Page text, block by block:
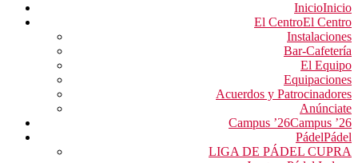
InicioInicio
El CentroEl Centro
Instalaciones
Bar-Cafetería
El Equipo
Equipaciones
Acuerdos y Patrocinadores
Anúnciate
Campus ’26Campus ’26
PádelPádel
LIGA DE PÁDEL CUPRA